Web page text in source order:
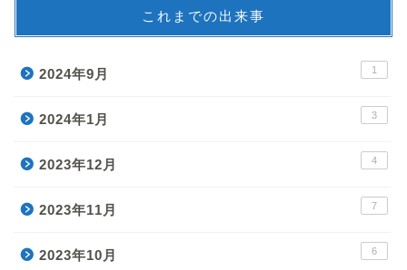
これまでの出来事
2024年9月 1
2024年1月 3
2023年12月 4
2023年11月 7
2023年10月 6